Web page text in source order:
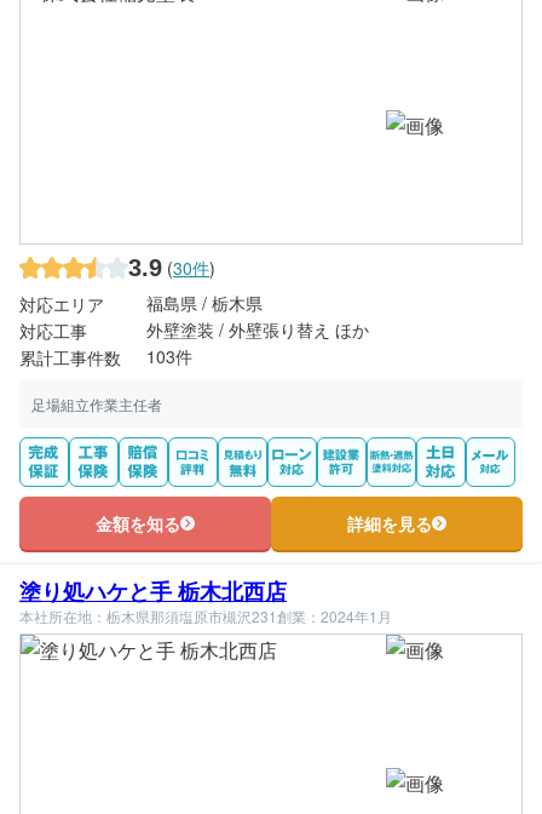
3.9 (30件)
対応エリア
福島県 / 栃木県
対応工事
外壁塗装 / 外壁張り替え ほか
累計工事件数
103件
足場組立作業主任者
金額を知る 詳細を見る
塗り処ハケと手 栃木北西店
本社所在地：栃木県那須塩原市槻沢231創業：2024年1月